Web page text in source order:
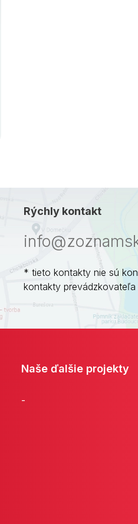
Rýchly kontakt
* tieto kontakty nie sú
kontakty prevádzkovateľa
Naše ďalšie projekty
-